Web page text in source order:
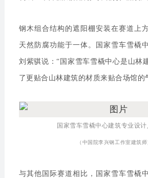
钢木组合结构的遮阳棚安装在赛道上
天然防腐功能于一体。国家雪车雪橇
刘紫骐说：“国家雪车雪橇中心是山林
了更贴合山林建筑的材质来贴合场馆的
国家雪车雪橇中心建筑专业设
（中国院李兴钢工作室建筑师
与其他国际赛道相比，国家雪车雪橇